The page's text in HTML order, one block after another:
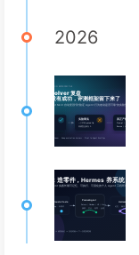
2026